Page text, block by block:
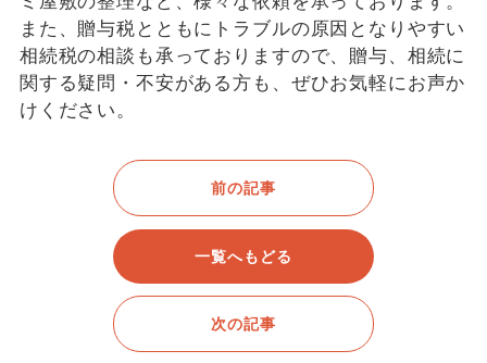
また、贈与税とともにトラブルの原因となりやすい
相続税の相談も承っておりますので、贈与、相続に
関する疑問・不安がある方も、ぜひお気軽にお声か
けください。
前の記事
一覧へもどる
次の記事